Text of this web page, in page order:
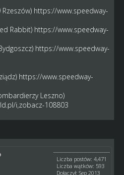
Rzeszów) https://www.speedway-
Rabbit) https://www.speedway-
https://www.speedway-
https://www.speedway-
Leszno)
i,zobacz-108803
Liczba postów: 4,471
Liczba wątków: 593
Dołączył: Sep 2013